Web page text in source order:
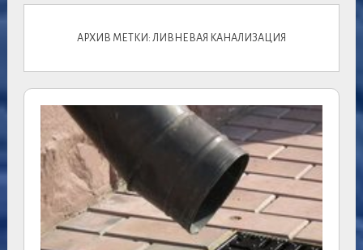
АРХИВ МЕТКИ: ЛИВНЕВАЯ КАНАЛИЗАЦИЯ